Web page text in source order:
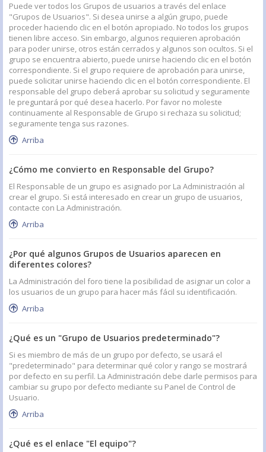
Puede ver todos los Grupos de usuarios a través del enlace
"Grupos de Usuarios". Si desea unirse a algún grupo, puede
proceder haciendo clic en el botón apropiado. No todos los grupos
tienen libre acceso. Sin embargo, algunos requieren aprobación
para poder unirse, otros están cerrados y algunos son ocultos. Si el
grupo se encuentra abierto, puede unirse haciendo clic en el botón
correspondiente. Si el grupo requiere de aprobación para unirse,
puede solicitar unirse haciendo clic en el botón correspondiente. El
responsable del grupo deberá aprobar su solicitud y seguramente
le preguntará por qué desea hacerlo. Por favor no moleste
continuamente al Responsable de Grupo si rechaza su solicitud;
seguramente tenga sus razones.
Arriba
¿Cómo me convierto en Responsable del Grupo?
El Responsable de un grupo es asignado por La Administración al
crear el grupo. Si está interesado en crear un grupo de usuarios,
contacte con La Administración.
Arriba
¿Por qué algunos Grupos de Usuarios aparecen en
diferentes colores?
La Administración del foro tiene la posibilidad de asignar un color a
los usuarios de un grupo para hacer más fácil su identificación.
Arriba
¿Qué es un "Grupo de Usuarios predeterminado"?
Si es miembro de más de un grupo por defecto, se usará el
"predeterminado" para determinar qué color y rango se mostrará
por defecto en su perfil. La Administración debe darle permisos para
cambiar su grupo por defecto mediante su Panel de Control de
Usuario.
Arriba
¿Qué es el enlace "El equipo"?